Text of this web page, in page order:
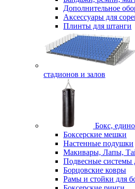
Дополнительное
Аксессуары для
Плинты для штанги
стадионов и залов
Бокс,
Боксерские мешки
Настенные подушки
Макивары, Лапы,
Подвесные системы
Борцовские ковры
Рамы и стойки для